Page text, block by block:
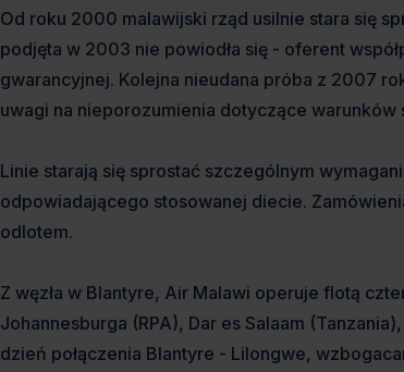
Od roku 2000 malawijski rząd usilnie stara się
podjęta w 2003 nie powiodła się - oferent
gwarancyjnej. Kolejna nieudana próba z 2007
uwagi na nieporozumienia dotyczące warunków
Linie starają się sprostać szczególnym
odpowiadającego stosowanej diecie.
odlotem.
Z węzła w Blantyre, Air Malawi operuje flotą
Johannesburga (RPA), Dar es Salaam
dzień połączenia Blantyre - Lilongwe,